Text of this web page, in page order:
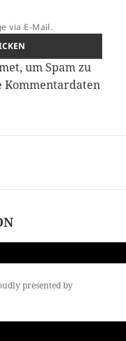
via E-Mail.
um Spam zu
Kommentardaten
presented by